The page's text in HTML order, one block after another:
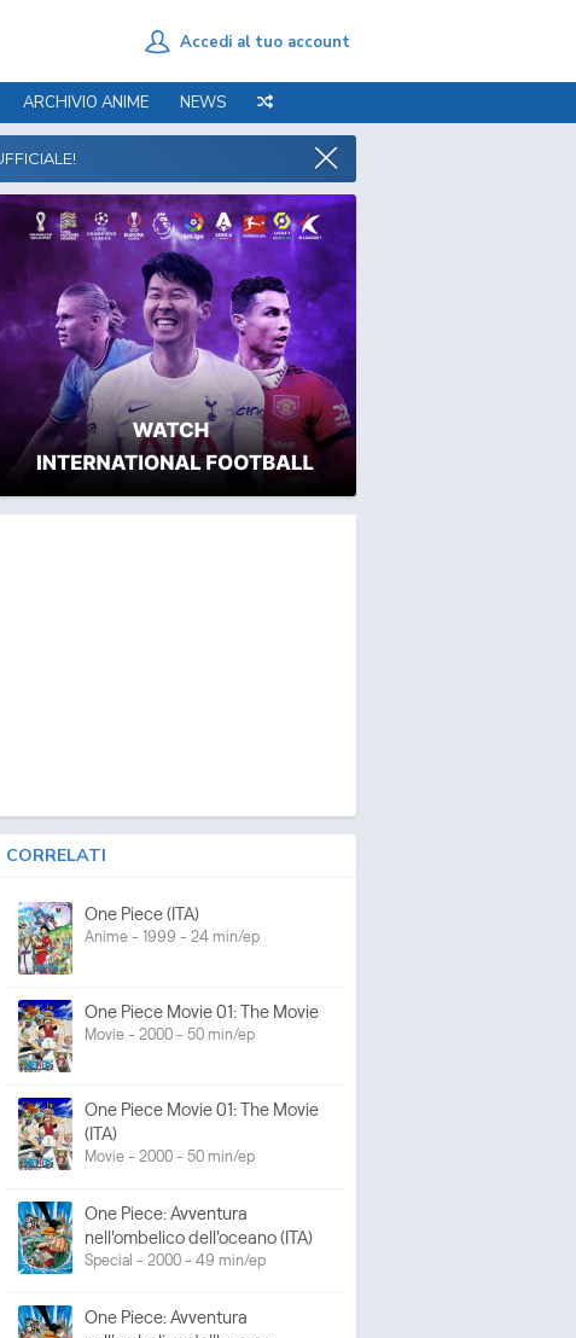
Accedi al tuo account
ARCHIVIO ANIME NEWS
CORRELATI
One Piece (ITA)
Anime - 1999 - 24 min/ep
One Piece Movie 01: The Movie
Movie - 2000 - 50 min/ep
One Piece Movie 01: The Movie
(ITA)
Movie - 2000 - 50 min/ep
One Piece: Avventura
nell'ombelico dell'oceano (ITA)
Special - 2000 - 49 min/ep
One Piece: Avventura